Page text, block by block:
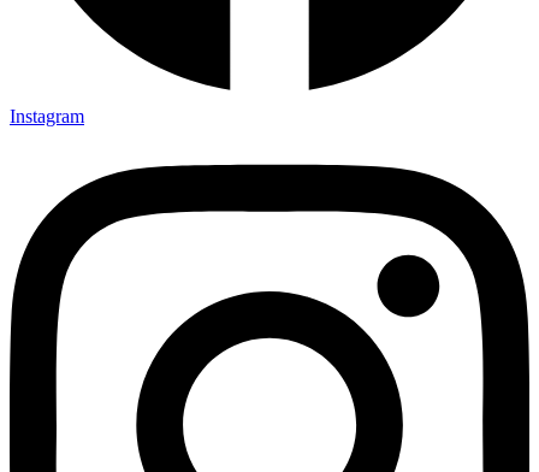
Instagram